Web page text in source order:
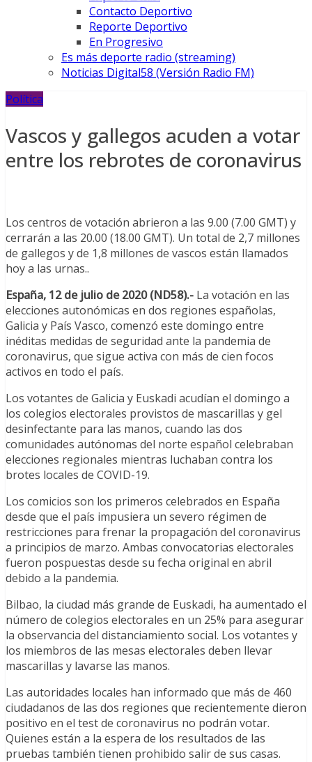
Contacto Deportivo
Reporte Deportivo
En Progresivo
Es más deporte radio (streaming)
Noticias Digital58 (Versión Radio FM)
Política
Vascos y gallegos acuden a votar
entre los rebrotes de coronavirus
Los centros de votación abrieron a las 9.00 (7.00 GMT) y
cerrarán a las 20.00 (18.00 GMT). Un total de 2,7 millones
de gallegos y de 1,8 millones de vascos están llamados
hoy a las urnas..
España, 12 de julio de 2020 (ND58).- La votación en las
elecciones autonómicas en dos regiones españolas,
Galicia y País Vasco, comenzó este domingo entre
inéditas medidas de seguridad ante la pandemia de
coronavirus, que sigue activa con más de cien focos
activos en todo el país.
Los votantes de Galicia y Euskadi acudían el domingo a
los colegios electorales provistos de mascarillas y gel
desinfectante para las manos, cuando las dos
comunidades autónomas del norte español celebraban
elecciones regionales mientras luchaban contra los
brotes locales de COVID-19.
Los comicios son los primeros celebrados en España
desde que el país impusiera un severo régimen de
restricciones para frenar la propagación del coronavirus
a principios de marzo. Ambas convocatorias electorales
fueron pospuestas desde su fecha original en abril
debido a la pandemia.
Bilbao, la ciudad más grande de Euskadi, ha aumentado el
número de colegios electorales en un 25% para asegurar
la observancia del distanciamiento social. Los votantes y
los miembros de las mesas electorales deben llevar
mascarillas y lavarse las manos.
Las autoridades locales han informado que más de 460
ciudadanos de las dos regiones que recientemente dieron
positivo en el test de coronavirus no podrán votar.
Quienes están a la espera de los resultados de las
pruebas también tienen prohibido salir de sus casas.